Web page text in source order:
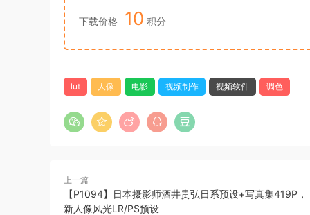
下载价格 10 积分
lut 人像 电影 视频制作 视频软件 调色
上一篇
【P1094】日本摄影师酒井贵弘日系预设+写真集419P
新人像风光LR/PS预设